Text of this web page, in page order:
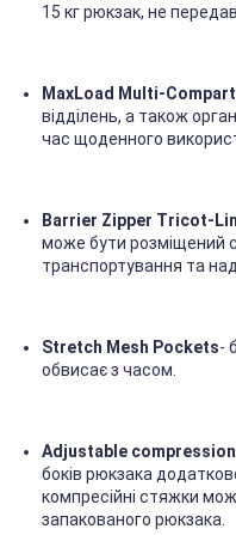
15 кг рюкзак, не
MaxLoad Multi-
відділень, а також
час щоденного
Barrier Zipper Tricot-
може бути розміщений
транспортування та
Stretch Mesh Pockets-
обвисає з часом.
Adjustable
боків рюкзака
компресійні стяжки
запакованого рюкзака.